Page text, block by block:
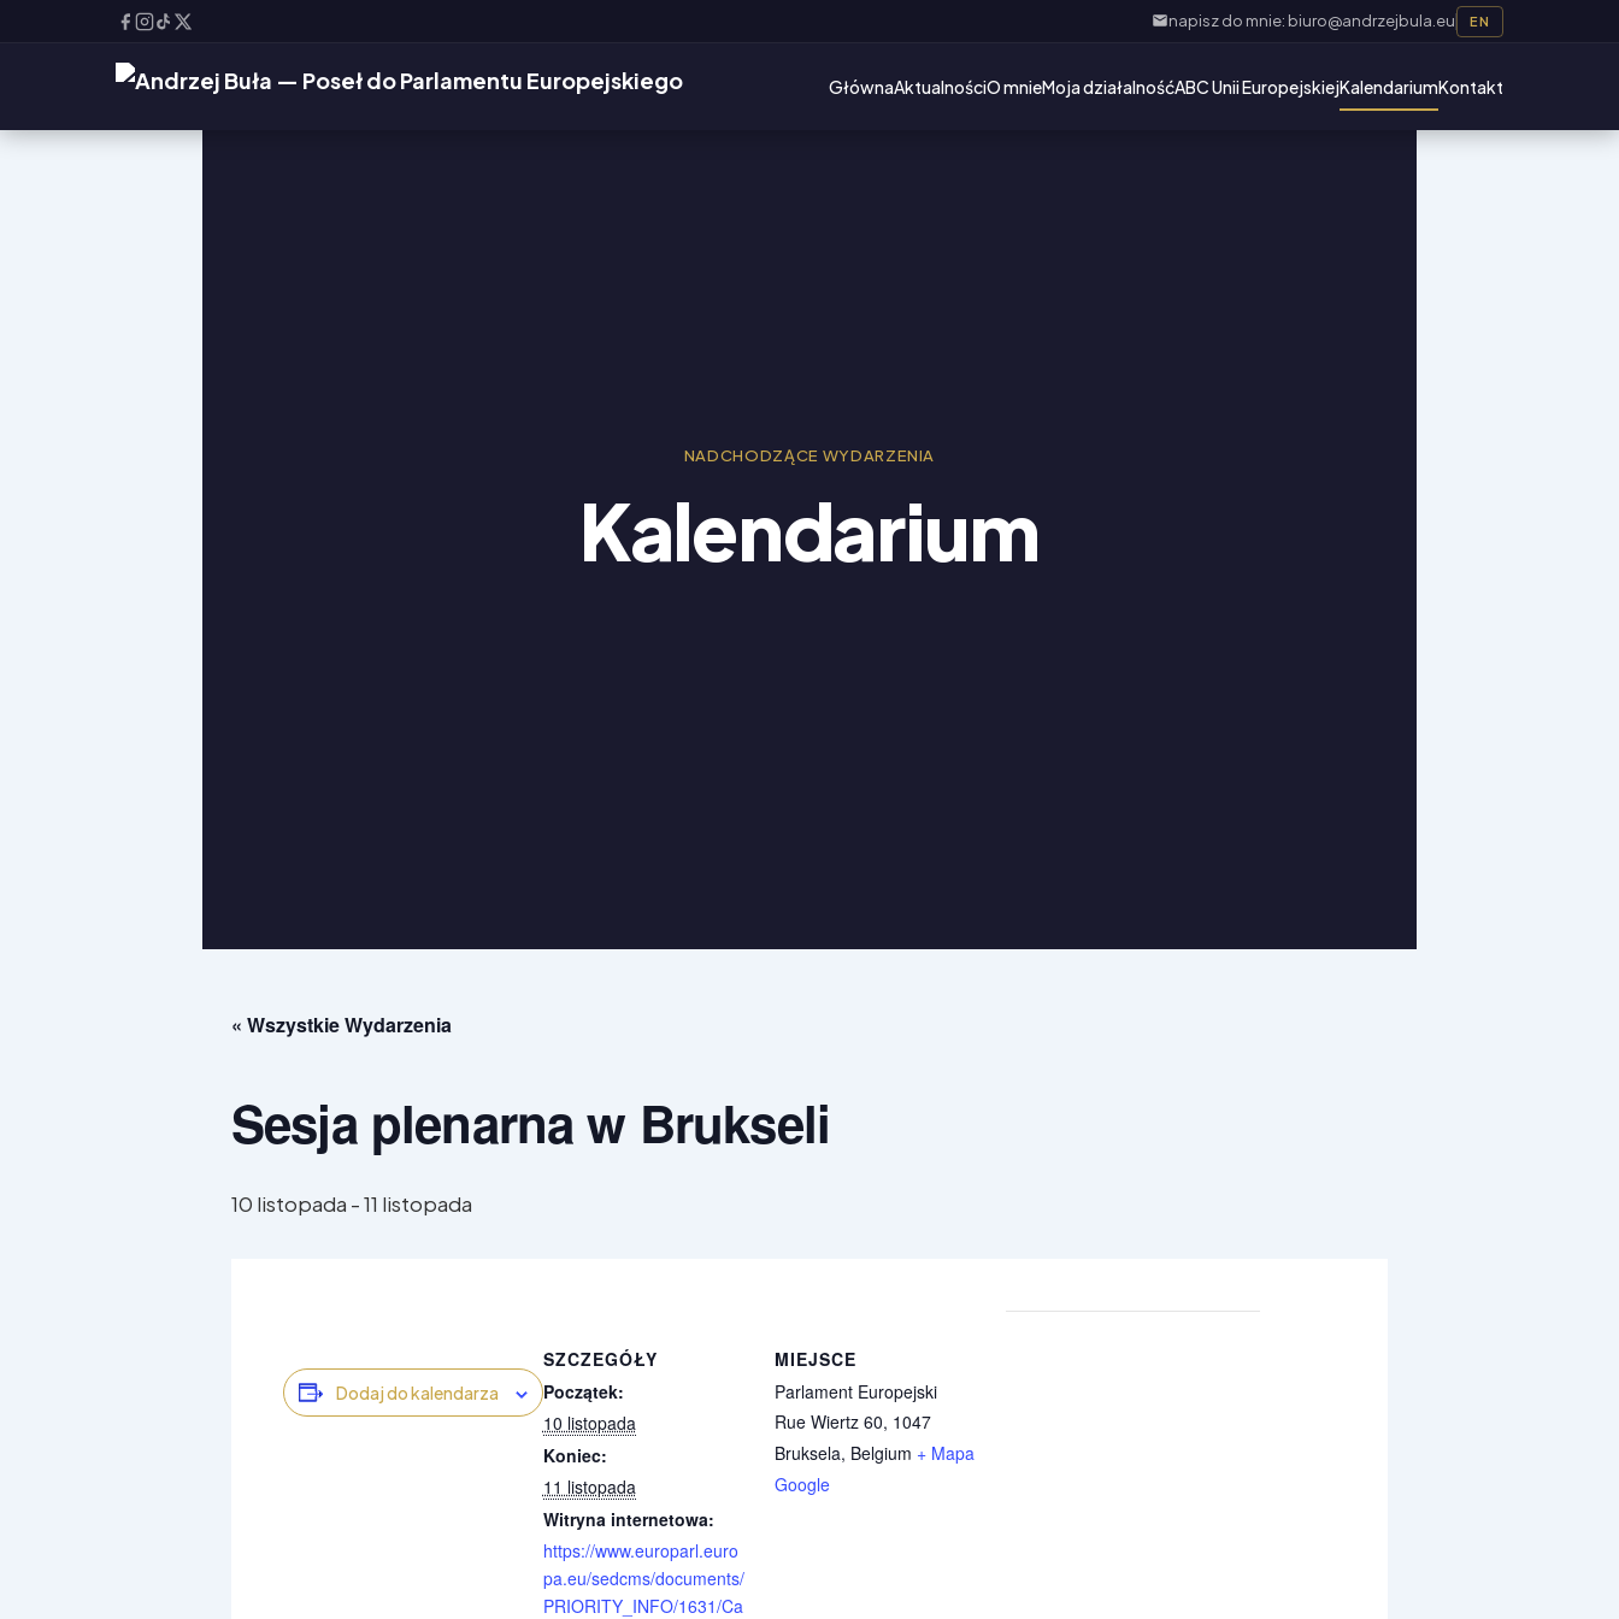
napisz do mnie: biuro@andrzejbula.eu EN
GłównaAktualnościO mnieMoja działalnośćABC Unii EuropejskiejKalendariumKontakt
NADCHODZĄCE WYDARZENIA
Kalendarium
« Wszystkie Wydarzenia
Sesja plenarna w Brukseli
10 listopada -11 listopada
Dodaj do kalendarza
SZCZEGÓŁY
Początek:
10 listopada
Koniec:
11 listopada
Witryna internetowa:
https://www.europarl.euro
pa.eu/sedcms/documents/
PRIORITY_INFO/1631/Ca
MIEJSCE
Parlament Europejski
Rue Wiertz 60, 1047
Bruksela, Belgium + Mapa
Google